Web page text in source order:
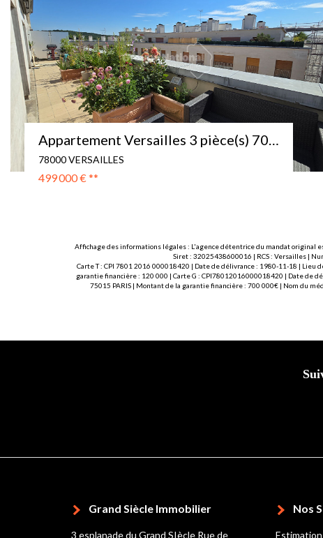
Versailles MONTREUIL 5 pièce(s) 119.05 m2 SUD/OUEST
78000 VERSAILLES
465 000 €**
Affichage des informations légales : L'agence détentrice du mandat original
Siret : 32025438600016 | RCS : Versailles |
Carte T : CPI 7801 2016 000018420 | Date de délivrance : 1980-11-18 | Lieu
garantie financière : 120 000 | Carte G : CPI78012016000018420 | Date de
75015 PARIS | Montant de la garantie financière : 700 000€ | Nom du
Grand Siècle Immobilier
3 esplanade du Grand SIècle Rue de
Nos
Estimation